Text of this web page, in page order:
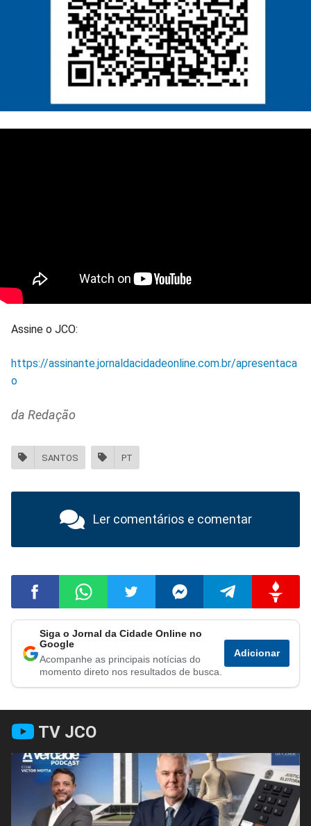
Assine o JCO:
https://assinante.jornaldacidadeonline.com.br/apresentaca
o
da Redação
SANTOS PT
Ler comentários e comentar
Compartilhar
no
Facebook
Compartilhar
no
Whatsapp
Compartilhar
no
Twitter
Compartilhar
no
Messenger
Compartilhar
no
Telegram
no
Gettr
Siga o Jornal da Cidade Online no
Google
Acompanhe as principais notícias do
momento direto nos resultados de busca.
Adicionar
TV JCO